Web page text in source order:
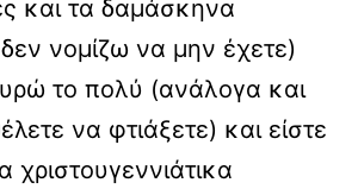
και τα δαμάσκηνα
νομίζω να μην έχετε)
το πολύ (ανάλογα και
να φτιάξετε) και είστε
χριστουγεννιάτικα